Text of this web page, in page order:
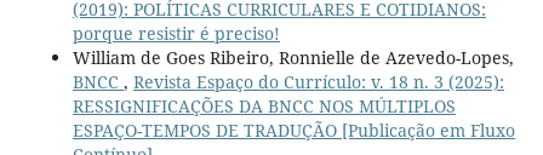
(2019): POLÍTICAS CURRICULARES E COTIDIANOS:
porque resistir é preciso!
William de Goes Ribeiro, Ronnielle de Azevedo-Lopes,
BNCC , Revista Espaço do Currículo: v. 18 n. 3 (2025):
RESSIGNIFICAÇÕES DA BNCC NOS MÚLTIPLOS
ESPAÇO-TEMPOS DE TRADUÇÃO [Publicação em Fluxo